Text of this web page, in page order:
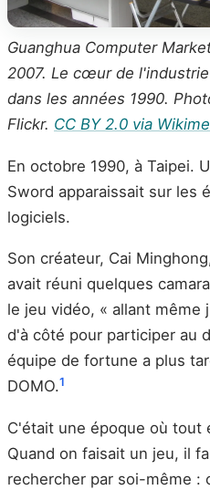
Guanghua Computer
2007. Le cœur de
dans les années 1990.
Flickr. CC BY 2.0 via
En octobre 1990, à Taipei.
Sword apparaissait sur les
logiciels.
Son créateur, Cai
avait réuni quelques
le jeu vidéo, « allant même
d'à côté pour participer au
équipe de fortune a plus
DOMO.1
C'était une époque où tout
Quand on faisait un jeu, il
rechercher par soi-même :